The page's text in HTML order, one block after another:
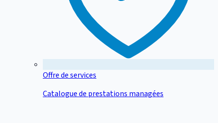
Offre de services
Catalogue de prestations managées